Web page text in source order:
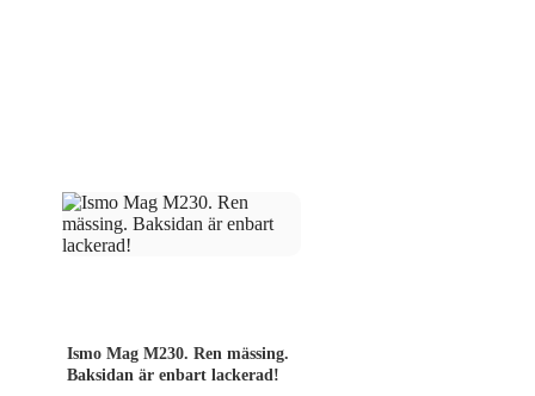
Ismo Mag M230. Ren mässing.
Baksidan är enbart lackerad!